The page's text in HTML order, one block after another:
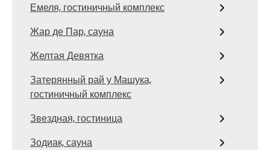
Емеля, гостиничный комплекс
Жар де Пар, сауна
Желтая Девятка
Затерянный рай у Машука,
гостиничный комплекс
Звездная, гостиница
Зодиак, сауна